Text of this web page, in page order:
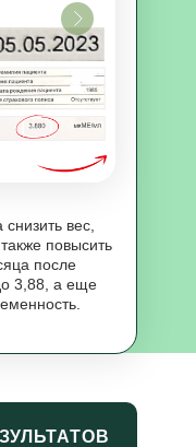
вес,
повысить
после
3,88, а еще